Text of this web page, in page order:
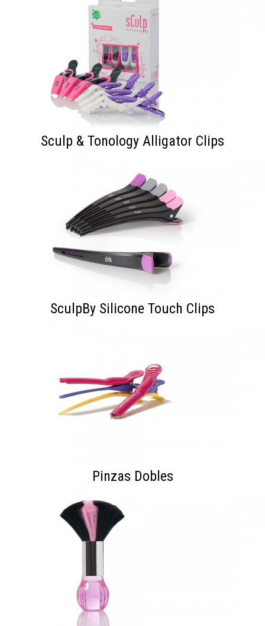
Sculp & Tonology Alligator Clips
SculpBy Silicone Touch Clips
Pinzas Dobles